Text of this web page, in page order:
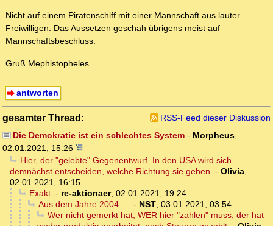
Nicht auf einem Piratenschiff mit einer Mannschaft aus lauter
Freiwilligen. Das Aussetzen geschah übrigens meist auf
Mannschaftsbeschluss.
Gruß Mephistopheles
antworten
gesamter Thread:
RSS-Feed dieser Diskussion
Die Demokratie ist ein schlechtes System- Morpheus,
02.01.2021, 15:26
Hier, der "gelebte" Gegenentwurf. In den USA wird sich
demnächst entscheiden, welche Richtung sie gehen. - Olivia,
02.01.2021, 16:15
Exakt. - re-aktionaer, 02.01.2021, 19:24
Aus dem Jahre 2004 .... - NST, 03.01.2021, 03:54
Wer nicht gemerkt hat, WER hier "zahlen" muss, der hat